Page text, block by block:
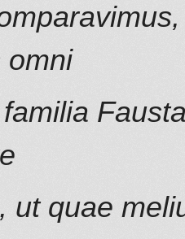
omni
ut quae